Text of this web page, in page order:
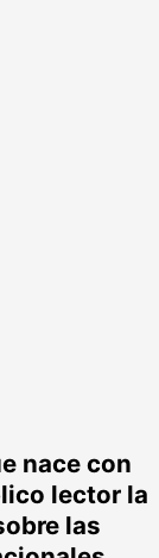
nace con
lector la
las